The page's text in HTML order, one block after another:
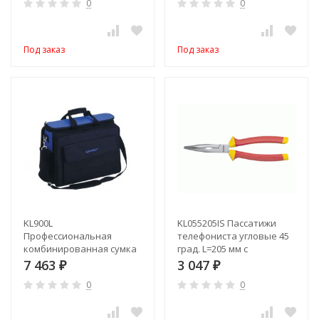
0
Под заказ
0
Под заказ
KL900L
Профессиональная
комбинированная сумка
для хранения и
переноски инструментов
и ноутбука
7 463 ₽
0
KL055205IS Пассатижи
телефониста угловые 45
град. L=205 мм с
изолированными
рукоятками (VDE до
1000В)
3 047 ₽
0